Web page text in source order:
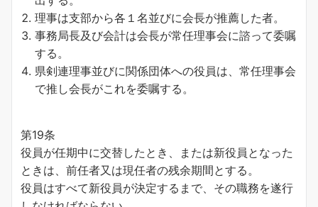
理事は支部から各１名並びに会長が推薦した者。
事務局長及び会計は会長が常任理事会に諮って委嘱
する。
県剣連理事並びに関係団体への役員は、常任理事会
で推し会長がこれを委嘱する。
第19条
役員が任期中に交替したとき、または新役員となった
ときは、前任者又は現任者の残余期間とする。
役員はすべて新役員が決定するまで、その職務を遂行